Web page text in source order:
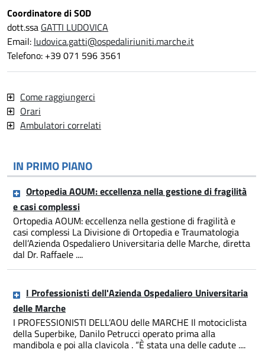
Coordinatore di SOD
dott.ssa GATTI LUDOVICA
Email: ludovica.gatti@ospedaliriuniti.marche.it
Telefono: +39 071 596 3561
Come raggiungerci
Orari
Ambulatori correlati
IN PRIMO PIANO
Ortopedia AOUM: eccellenza nella gestione di fragilità
e casi complessi
Ortopedia AOUM: eccellenza nella gestione di fragilità e
casi complessi La Divisione di Ortopedia e Traumatologia
dell’Azienda Ospedaliero Universitaria delle Marche, diretta
dal Dr. Raffaele ....
I Professionisti dell'Azienda Ospedaliero Universitaria
delle Marche
I PROFESSIONISTI DELL’AOU delle MARCHE Il motociclista
della Superbike, Danilo Petrucci operato prima alla
mandibola e poi alla clavicola . “È stata una delle cadute ....